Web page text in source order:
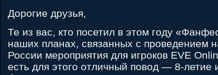
Дорогие друзья,
Те из вас, кто посетил в этом году
наших планах, связанных с проведением
России мероприятия для игроков EVE
есть для этого отличный повод — 8-летие